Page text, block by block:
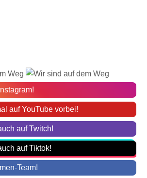
auf YouTube vorbei!
auf Twitch!
auf Tiktok!
Team!